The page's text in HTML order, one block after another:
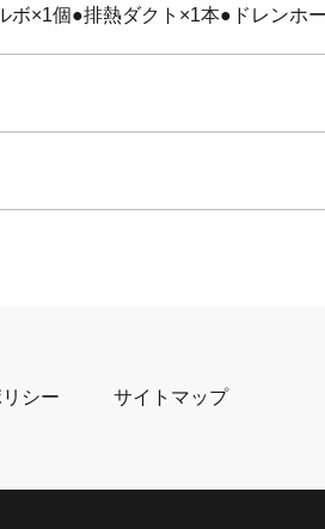
ボ×1個●排熱ダクト×1本●ドレンホ
シー サイトマップ